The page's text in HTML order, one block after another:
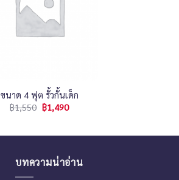
ขนาด 4 ฟุต รั้วกั้นเด็ก
฿1,550 ฿1,490
บทความน่าอ่าน